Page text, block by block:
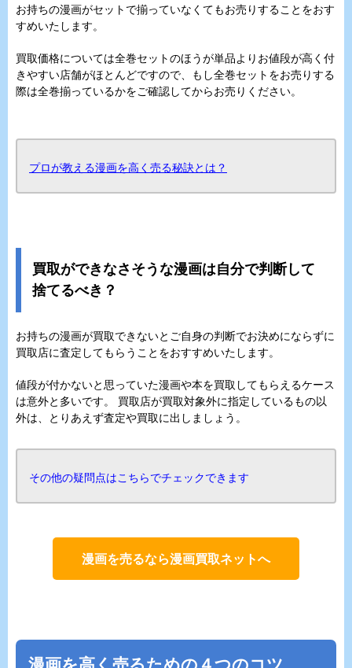
お持ちの漫画がセットで揃っていなくてもお売りすることをおす
すめいたします。
買取価格については全巻セットのほうが単品よりお値段が高く付
きやすい店舗がほとんどですので、もし全巻セットをお売りする
際は全巻揃っているかをご確認してからお売りください。
プロが教える漫画を高く売る秘訣とは？
買取ができなさそうな漫画は自分で判断して
捨てるべき？
お持ちの漫画が買取できないとご自身の判断でお決めにならずに
買取店に査定してもらうことをおすすめいたします。
値段が付かないと思っていた漫画や本を買取してもらえるケース
は意外と多いです。 買取店が買取対象外に指定しているもの以
外は、とりあえず査定や買取に出しましょう。
その他の疑問点はこちらでチェックできます
漫画を売るなら漫画買取ネットへ